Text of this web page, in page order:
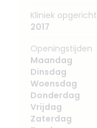
Kliniek opgericht
2017
Openingstijden
Maandag
Dinsdag
Woensdag
Donderdag
Vrijdag
Zaterdag